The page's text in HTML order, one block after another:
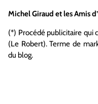
Michel Giraud et les Amis
(*) Procédé publicitaire qui
(Le Robert). Terme de
du blog.